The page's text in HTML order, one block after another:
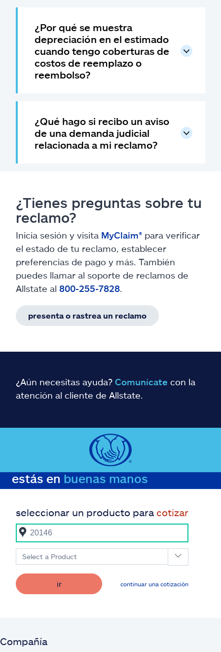
¿Por qué se muestra
depreciación en el estimado
cuando tengo coberturas de
costos de reemplazo o
reembolso?
¿Qué hago si recibo un aviso
de una demanda judicial
relacionada a mi reclamo?
¿Tienes preguntas sobre tu
reclamo?
Inicia sesión y visita MyClaim® para verificar
el estado de tu reclamo, establecer
preferencias de pago y más. También
puedes llamar al soporte de reclamos de
Allstate al 800-255-7828.
presenta o rastrea un reclamo
¿Aún necesitas ayuda? Comunícate con la
atención al cliente de Allstate.
estás en buenas manos
seleccionar un producto para cotizar
Select a Product
ir continuar una cotización
Compañía